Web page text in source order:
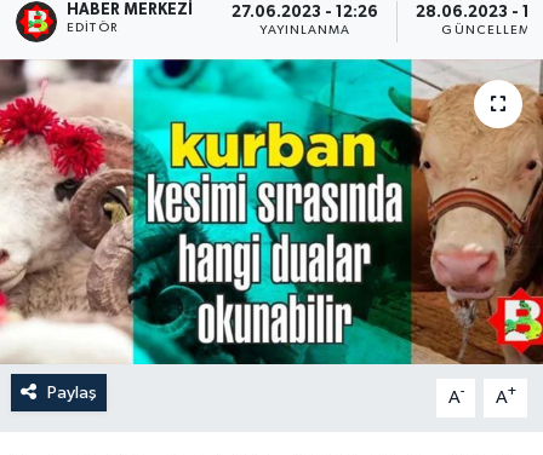
HABER MERKEZI
EDITÖR
27.06.2023 - 12:26
YAYINLANMA
28.06.2023 -
GÜNCELLEME
Paylaş A- A+